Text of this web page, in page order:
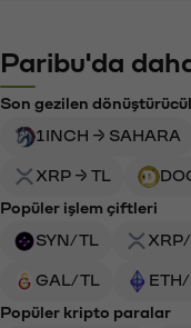
Paribu'da
Son gezilen
1INCH → SAHARA
XRP → TL
Popüler işlem çiftleri
SYN/TL
XRP/
GAL/TL ETH/
Popüler kripto paralar